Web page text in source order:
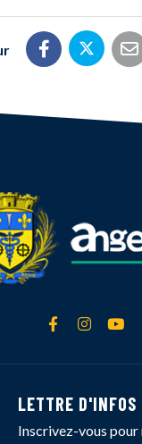
Partager sur
Lien vers
Lien
LETTRE D'INFOS
Inscrivez-vous